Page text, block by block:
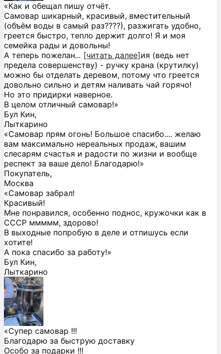
«Как и обещал пишу отчёт.
Самовар шикарный, красивый, вместительный
(объём воды в самый раз????), разжигать удобно,
греется быстро, тепло держит долго! Я и моя
семейка рады и довольны!
А теперь пожелан... [читать далее]ия (ведь нет
предела совершенству) - ручку крана (крутилку)
можно бы отделать деревом, потому что греется
довольно сильно и детям наливать чай горячо!
Но это придирки наверное.
В целом отличный самовар!»
Бул Кин,
Лыткарино
«Самовар прям огонь! Большое спасибо.... желаю
вам максимально нереальных продаж, вашим
слесарям счастья и радости по жизни и вообще
респект за ваше дело! Благодарю!»
Покупатель,
Москва
«Самовар забрал!
Красивый!
Мне понравился, особенно поднос, кружочки как в
СССР ммммм, здорово!
В выходные попробую в деле и отпишусь если
хотите!
А пока спасибо за работу!»
Бул Кин,
Лыткарино
«Супер самовар !!!
Благодарю за быструю доставку
Особо за подарки !!!